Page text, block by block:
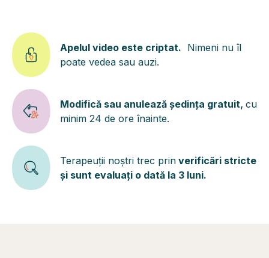
Apelul video este criptat. Nimeni nu îl
poate vedea sau auzi.
Modifică sau anulează ședința gratuit, cu
minim 24 de ore înainte.
Terapeuții noștri trec prin verificări stricte
și sunt evaluați o dată la 3 luni.